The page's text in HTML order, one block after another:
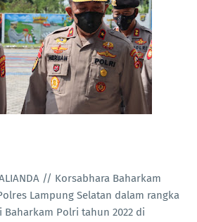
// Korsabhara Baharkam
Lampung Selatan dalam rangka
Baharkam Polri tahun 2022 di